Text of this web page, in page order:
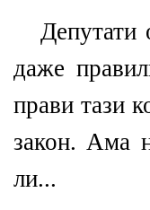
Депутати
даже
прави тази
закон. Ама
ли...